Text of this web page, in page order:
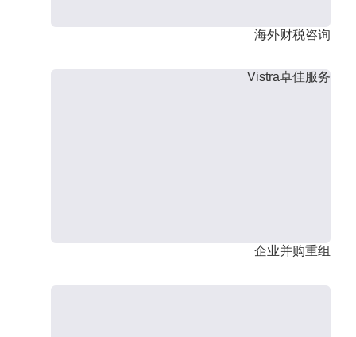
海外财税咨询
Vistra卓佳服务
企业并购重组